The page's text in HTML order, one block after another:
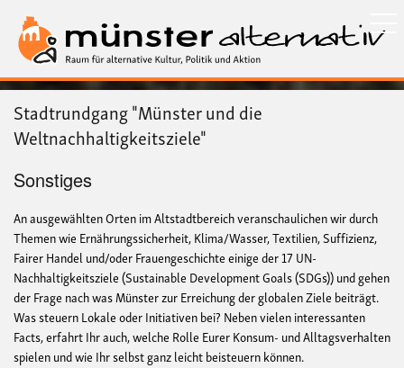
zum
Inhalt
Stadtrundgang "Münster und die
Weltnachhaltigkeitsziele"
Sonstiges
An ausgewählten Orten im Altstadtbereich veranschaulichen wir durch
Themen wie Ernährungssicherheit, Klima/Wasser, Textilien, Suffizienz,
Fairer Handel und/oder Frauengeschichte einige der 17 UN-
Nachhaltigkeitsziele (Sustainable Development Goals (SDGs)) und gehen
der Frage nach was Münster zur Erreichung der globalen Ziele beiträgt.
Was steuern Lokale oder Initiativen bei? Neben vielen interessanten
Facts, erfahrt Ihr auch, welche Rolle Eurer Konsum- und Alltagsverhalten
spielen und wie Ihr selbst ganz leicht beisteuern können.